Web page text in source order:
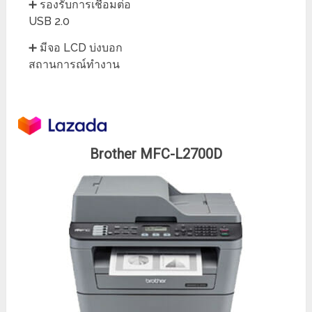
➕ รองรับการเชื่อมต่อ
USB 2.0
➕ มีจอ LCD บ่งบอก
สถานการณ์ทำงาน
Brother MFC-L2700D